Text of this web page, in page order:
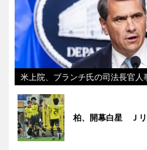
米上院、ブランチ氏の司法長官人
柏、開幕白星 Ｊ